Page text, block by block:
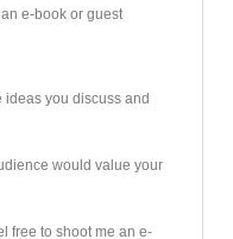
e-book or guest
ideas you discuss and
would value your
free to shoot me an e-